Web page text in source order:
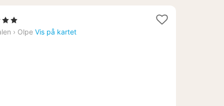
› Olpe Vis på kartet